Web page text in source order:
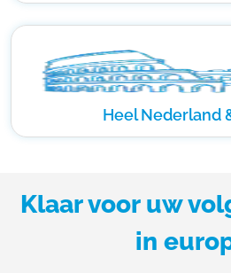
Heel Nederland
Klaar voor uw
in